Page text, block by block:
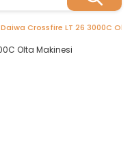
Daiwa Crossfire LT 26 3000C